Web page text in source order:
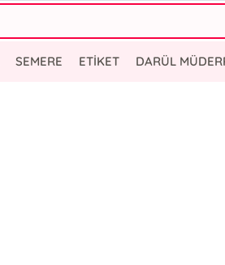
SEMERE ETİKET DARÜL